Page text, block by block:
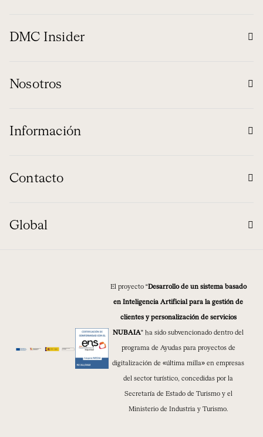
DMC Insider
Nosotros
Información
Contacto
Global
El proyecto “Desarrollo de un sistema basado
en Inteligencia Artificial para la gestión de
clientes y personalización de servicios
NUBAIA” ha sido subvencionado dentro del
programa de Ayudas para proyectos de
digitalización de «última milla» en empresas
del sector turístico, concedidas por la
Secretaría de Estado de Turismo y el
Ministerio de Industria y Turismo.